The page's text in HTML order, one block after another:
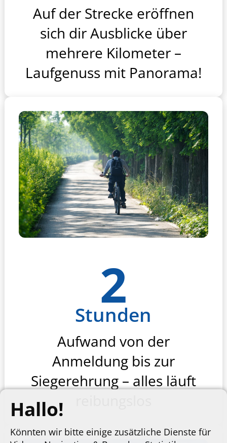
Auf der Strecke eröffnen
sich dir Ausblicke über
mehrere Kilometer –
Laufgenuss mit Panorama!
2
Stunden
Aufwand von der
Anmeldung bis zur
Siegerehrung – alles läuft
Hallo!
Könnten wir bitte einige zusätzliche Dienste für